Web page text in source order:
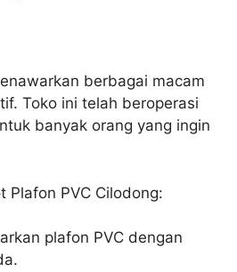
berbagai macam
Toko ini telah beroperasi
banyak orang yang ingin
Plafon PVC Cilodong:
plafon PVC dengan